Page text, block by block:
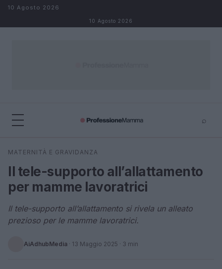
Salta al contenuto
10 Agosto 2026
10 Agosto 2026
⌕
Cerca
MATERNITÀ E GRAVIDANZA
Il tele-supporto all’allattamento
per mamme lavoratrici
Il tele-supporto all’allattamento si rivela un alleato
prezioso per le mamme lavoratrici.
AiAdhubMedia · 13 Maggio 2025 · 3 min